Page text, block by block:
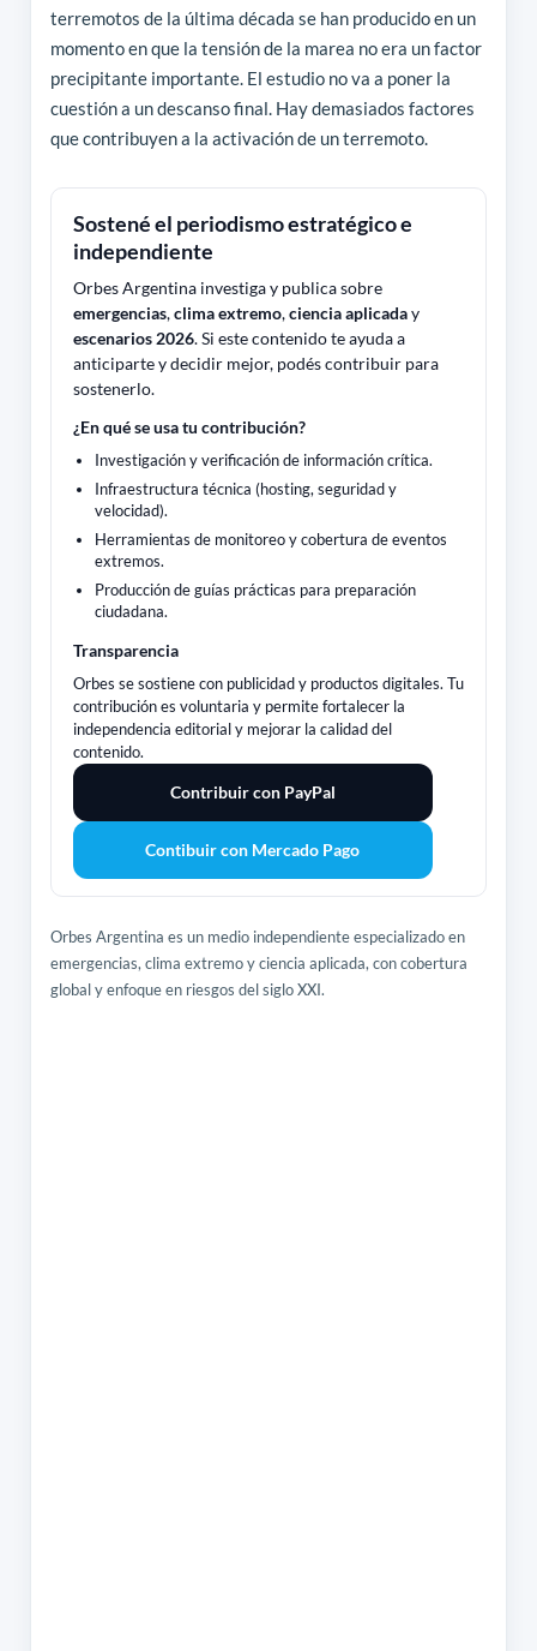
terremotos de la última década se han producido en un
momento en que la tensión de la marea no era un factor
precipitante importante. El estudio no va a poner la
cuestión a un descanso final. Hay demasiados factores
que contribuyen a la activación de un terremoto.
Sostené el periodismo estratégico e
independiente
Orbes Argentina investiga y publica sobre
emergencias,clima extremo,ciencia aplicaday
escenarios 2026. Si este contenido te ayuda a
anticiparte y decidir mejor, podés contribuir para
sostenerlo.
¿En qué se usa tu contribución?
Investigación y verificación de información crítica.
Infraestructura técnica (hosting, seguridad y
velocidad).
Herramientas de monitoreo y cobertura de eventos
extremos.
Producción de guías prácticas para preparación
ciudadana.
Transparencia
Orbes se sostiene con publicidad y productos digitales. Tu
contribución es voluntaria y permite fortalecer la
independencia editorial y mejorar la calidad del
contenido.
Contribuir con PayPal
Contibuir con Mercado Pago
Orbes Argentina es un medio independiente especializado en
emergencias, clima extremo y ciencia aplicada, con cobertura
global y enfoque en riesgos del siglo XXI.